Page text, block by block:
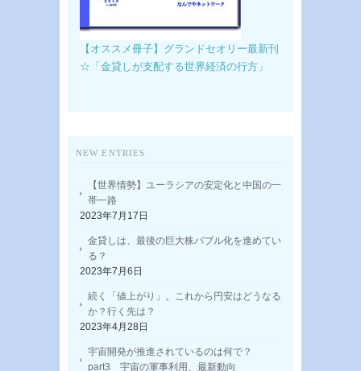
【オススメ冊子】グランドセオリー最新刊
☆「金貸しが支配する世界経済の行方」
NEW ENTRIES
【世界情勢】ユーラシアの安定化と中国の一
帯一路
2023年7月17日
金貸しは、最後の巨大株バブル化を進めてい
る？
2023年7月6日
続く「値上がり」。これから円安はどうなる
か？行く先は？
2023年4月28日
宇宙開発が推進されているのは何で？
part3 宇宙の軍事利用、最新動向